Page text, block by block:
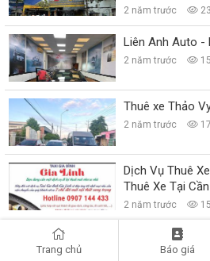
2 năm trước
Liên Anh Auto -
2 năm trước
Thuê xe Thảo
2 năm trước
Dịch Vụ Thuê
Thuê Xe Tại
2 năm trước
Thuê xe ô tô tại
Trang chủ Báo giá